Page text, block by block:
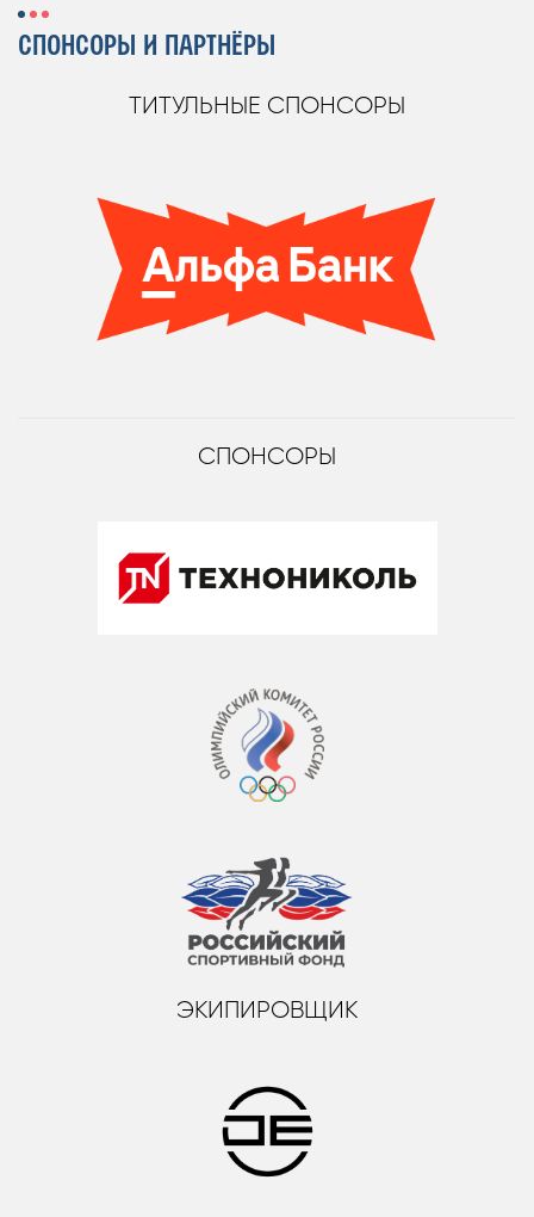
СПОНСОРЫ И ПАРТНЁРЫ
ТИТУЛЬНЫЕ СПОНСОРЫ
СПОНСОРЫ
ЭКИПИРОВЩИК